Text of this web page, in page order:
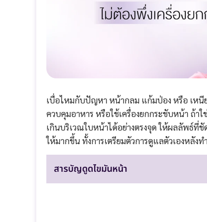
เบื่อไหมกับปัญหา หน้ากลม แก้มป่อง หรือ เหนี
ควบคุมอาหาร หรือใช้เครื่องยกกระชับหน้า ถ้าใ
เกินบริเวณใบหน้าได้อย่างตรงจุด ให้ผลลัพธ์
ให้มากขึ้น ทั้งการเตรียมตัวการดูแลตัวเองหลัง
สารบัญดูดไขมันหน้า